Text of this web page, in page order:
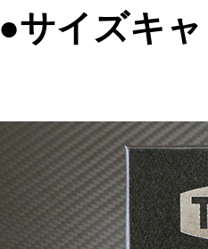
●サイズキ